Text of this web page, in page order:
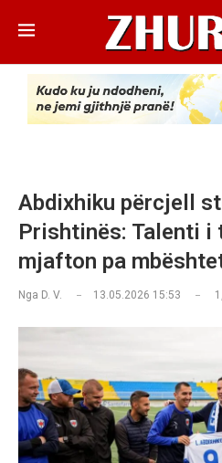
Abdixhiku përcjell
Prishtinës: Talenti i
mjafton pa
Nga D. V. 13.05.2026 15:53